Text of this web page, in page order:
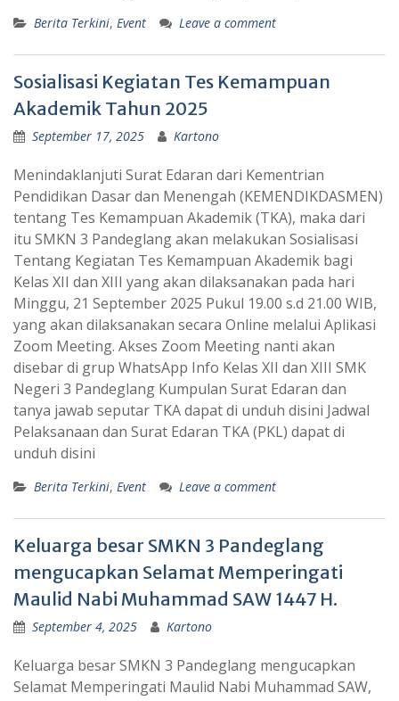
Berita Terkini, Event Leave a comment
Sosialisasi Kegiatan Tes Kemampuan
Akademik Tahun 2025
September 17, 2025 Kartono
Menindaklanjuti Surat Edaran dari Kementrian
Pendidikan Dasar dan Menengah (KEMENDIKDASMEN)
tentang Tes Kemampuan Akademik (TKA), maka dari
itu SMKN 3 Pandeglang akan melakukan Sosialisasi
Tentang Kegiatan Tes Kemampuan Akademik bagi
Kelas XII dan XIII yang akan dilaksanakan pada hari
Minggu, 21 September 2025 Pukul 19.00 s.d 21.00 WIB,
yang akan dilaksanakan secara Online melalui Aplikasi
Zoom Meeting. Akses Zoom Meeting nanti akan
disebar di grup WhatsApp Info Kelas XII dan XIII SMK
Negeri 3 Pandeglang Kumpulan Surat Edaran dan
tanya jawab seputar TKA dapat di unduh disini Jadwal
Pelaksanaan dan Surat Edaran TKA (PKL) dapat di
unduh disini
Berita Terkini, Event Leave a comment
Keluarga besar SMKN 3 Pandeglang
mengucapkan Selamat Memperingati
Maulid Nabi Muhammad SAW 1447 H.
September 4, 2025 Kartono
Keluarga besar SMKN 3 Pandeglang mengucapkan
Selamat Memperingati Maulid Nabi Muhammad SAW,